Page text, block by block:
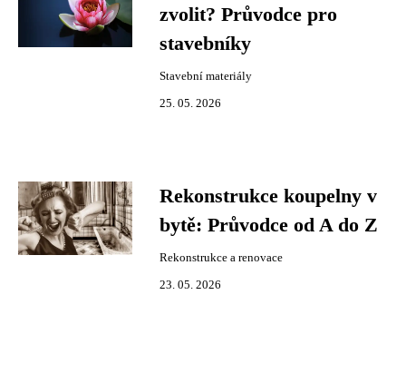
zvolit? Průvodce pro
stavebníky
Stavební materiály
25. 05. 2026
Rekonstrukce koupelny v
bytě: Průvodce od A do Z
Rekonstrukce a renovace
23. 05. 2026